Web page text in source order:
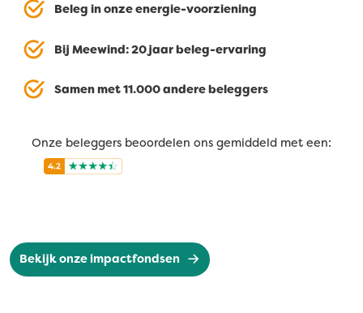
Beleg in onze energie-voorziening
Bij Meewind: 20 jaar beleg-ervaring
Samen met 11.000 andere beleggers
Onze beleggers beoordelen ons gemiddeld met een:
Bekijk onze impactfondsen